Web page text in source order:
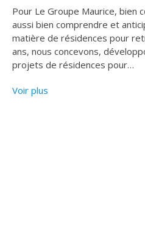
Pour Le Groupe Maurice, bien
aussi bien comprendre et
matière de résidences pour
ans, nous concevons,
projets de résidences pour…
Voir plus